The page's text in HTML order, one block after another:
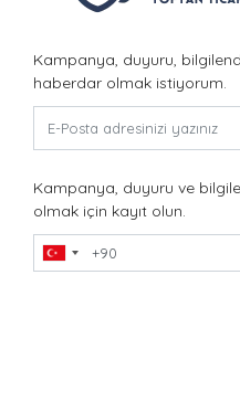
Kampanya, duyuru,
haberdar olmak istiyorum.
Kampanya, duyuru ve
olmak için kayıt olun.